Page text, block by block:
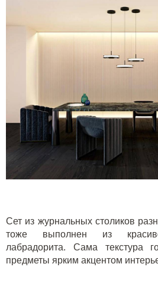
Сет из журнальных столиков
тоже выполнен из
лабрадорита. Сама текстура
предметы ярким акцентом